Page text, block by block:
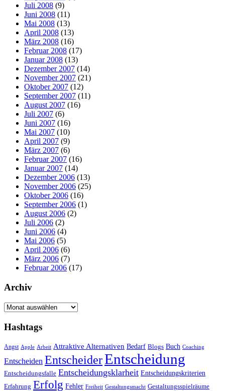
Juli 2008 (9)
Juni 2008 (11)
Mai 2008 (13)
April 2008 (13)
März 2008 (16)
Februar 2008 (17)
Januar 2008 (13)
Dezember 2007 (14)
November 2007 (21)
Oktober 2007 (12)
September 2007 (11)
August 2007 (16)
Juli 2007 (6)
Juni 2007 (16)
Mai 2007 (10)
April 2007 (9)
März 2007 (6)
Februar 2007 (16)
Januar 2007 (14)
Dezember 2006 (13)
November 2006 (25)
Oktober 2006 (16)
September 2006 (1)
August 2006 (2)
Juli 2006 (2)
Juni 2006 (4)
Mai 2006 (5)
April 2006 (6)
März 2006 (7)
Februar 2006 (17)
Archiv
Archiv
Hashtags
Angst Apple Arbeit Attraktive Alternativen Bedarf Blogs Buch Coaching
Entscheiden EntscheiderEntscheidung
Entscheidungsfalle Entscheidungsklarheit Entscheidungskriterien
Erfahrung Erfolg Fehler Freiheit Gestaltungsmacht Gestaltungsspielräume